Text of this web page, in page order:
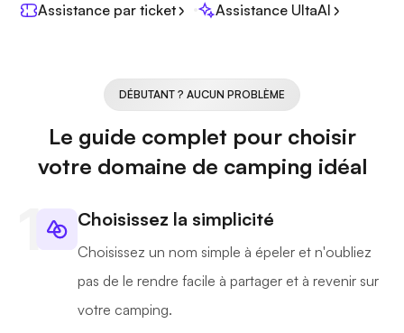
Assistance par ticket
Assistance UltaAI
DÉBUTANT ? AUCUN PROBLÈME
Le guide complet pour choisir
votre domaine de camping idéal
Choisissez la simplicité
Choisissez un nom simple à épeler et n'oubliez
pas de le rendre facile à partager et à revenir sur
votre camping.